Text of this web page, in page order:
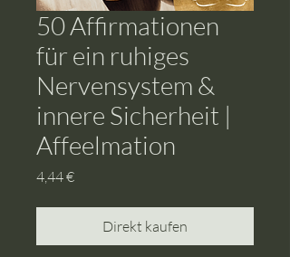
50 Affirmationen
für ein ruhiges
Nervensystem &
innere Sicherheit |
Affeelmation
4,44 €Preis
Direkt kaufen